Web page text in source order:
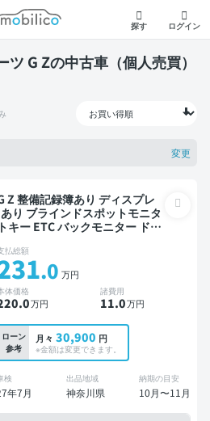
モビリコ
探す ログイン
ツ G Zの中古車（個人売買）
変更
プレ
り ブラインドスポットモニタ
キー ETC バックモニター ドラ
払総額
.0 万円
体価格
.0万円
諸費用
11.0万円
ローン
参考
月々 30,900 円
※金額は変更できます。
検
年7月
出品地域
神奈川県
納期の目安
10月〜11月